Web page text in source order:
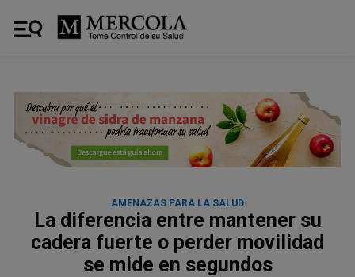
AMENAZAS PARA LA SALUD
La diferencia entre mantener su
cadera fuerte o perder movilidad
se mide en segundos